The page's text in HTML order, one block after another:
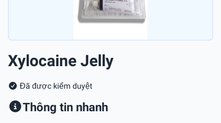
Xylocaine Jelly
Đã được kiểm duyệt
Thông tin nhanh